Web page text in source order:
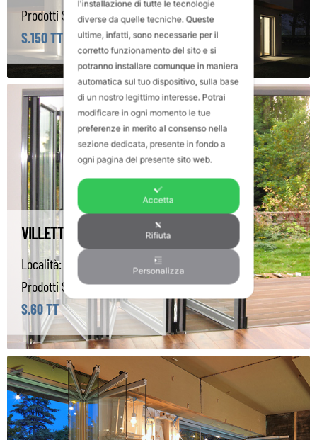
Prodotti Sunroom utilizzati:
S.150 TT
Tuttovetro Slide
VILLETTA DI CAMPAGNA
Località:
Norfolk (UK)
Prodotti Sunroom utilizzati:
S.60 TT
l'installazione di tutte le tecnologie
diverse da quelle tecniche. Queste
ultime, infatti, sono necessarie per il
corretto funzionamento del sito e si
potranno installare comunque in maniera
automatica sul tuo dispositivo, sulla base
di un nostro legittimo interesse. Potrai
modificare in ogni momento le tue
preferenze in merito al consenso nella
sezione dedicata, presente in fondo a
ogni pagina del presente sito web.
Accetta
Rifiuta
Personalizza